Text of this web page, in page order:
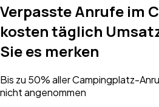
Verpasste Anrufe im
kostentäglich
Sie es merken
Bis zu 50% aller Campingplatz-
nicht angenommen